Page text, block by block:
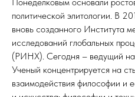
политической элитологии. В
вновь созданного Института
исследований глобальных
(РИНХ). Сегодня – ведущий
Ученый концентрируется на
взаимодействия философии и